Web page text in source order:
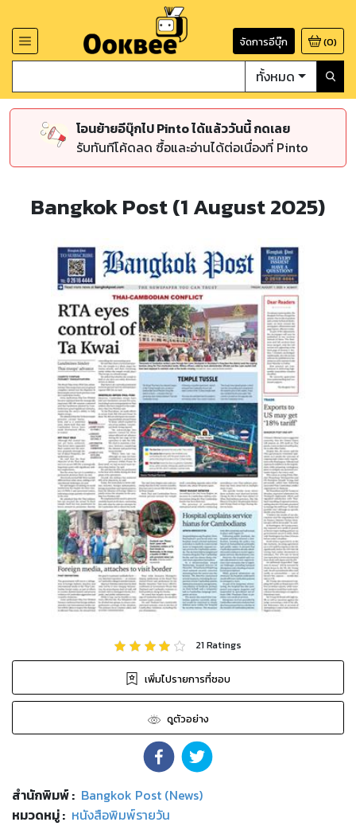
จัดการอีบุ๊ก (0)
ทั้งหมด
โอนย้ายอีบุ๊กไป Pinto ได้แล้ววันนี้ กดเลย
รับทันทีโค้ดลด ซื้อและอ่านได้ต่อเนื่องที่ Pinto
Bangkok Post (1 August 2025)
21Ratings
เพิ่มไปรายการที่ชอบ
ดูตัวอย่าง
สำนักพิมพ์: Bangkok Post (News)
หมวดหมู่: หนังสือพิมพ์รายวัน